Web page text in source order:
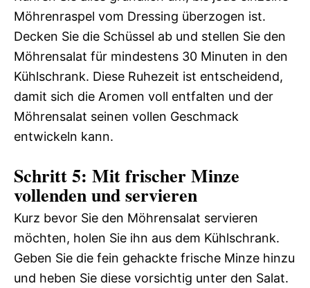
Möhrenraspel vom Dressing überzogen ist.
Decken Sie die Schüssel ab und stellen Sie den
Möhrensalat für mindestens 30 Minuten in den
Kühlschrank. Diese Ruhezeit ist entscheidend,
damit sich die Aromen voll entfalten und der
Möhrensalat seinen vollen Geschmack
entwickeln kann.
Schritt 5: Mit frischer Minze
vollenden und servieren
Kurz bevor Sie den Möhrensalat servieren
möchten, holen Sie ihn aus dem Kühlschrank.
Geben Sie die fein gehackte frische Minze hinzu
und heben Sie diese vorsichtig unter den Salat.